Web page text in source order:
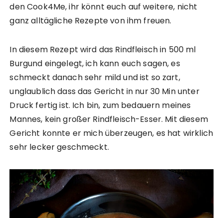
den Cook4Me, ihr könnt euch auf weitere, nicht
ganz alltägliche Rezepte von ihm freuen.
In diesem Rezept wird das Rindfleisch in 500 ml
Burgund eingelegt, ich kann euch sagen, es
schmeckt danach sehr mild und ist so zart,
unglaublich dass das Gericht in nur 30 Min unter
Druck fertig ist. Ich bin, zum bedauern meines
Mannes, kein großer Rindfleisch-Esser. Mit diesem
Gericht konnte er mich überzeugen, es hat wirklich
sehr lecker geschmeckt.